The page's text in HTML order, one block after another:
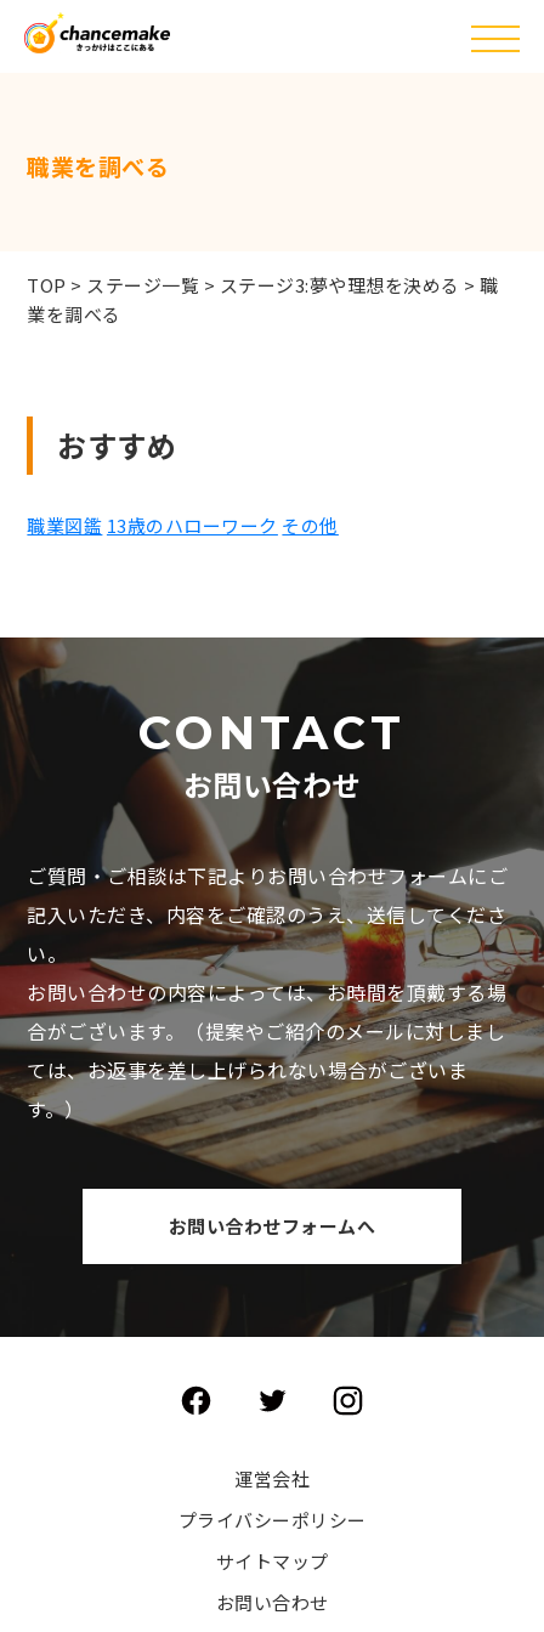
職業を調べる
TOP > ステージ一覧 > ステージ3:夢や理想を決める >職
業を調べる
おすすめ
職業図鑑 13歳のハローワーク その他
CONTACT
お問い合わせ
ご質問・ご相談は下記よりお問い合わせフォームにご
記入いただき、内容をご確認のうえ、送信してくださ
い。
お問い合わせの内容によっては、お時間を頂戴する場
合がございます。
（提案やご紹介のメールに対しまし
ては、お返事を差し上げられない場合がございま
す。）
お問い合わせフォームへ
運営会社
プライバシーポリシー
サイトマップ
お問い合わせ